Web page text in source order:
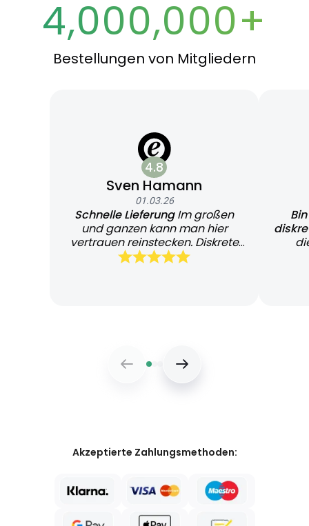
4,000,000+
Bestellungen von Mitgliedern
4.8
Sven Hamann
01.03.26
Schnelle LieferungIm großen
und ganzen kann man hier
vertrauen reinstecken. Diskrete
und schnelle Lieferung
Akzeptierte Zahlungsmethoden: